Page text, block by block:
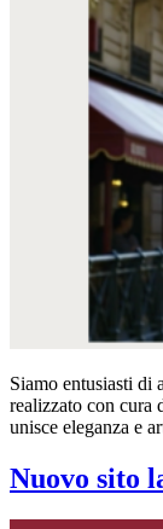
Siamo entusiasti di
realizzato con cura
unisce eleganza e
Nuovo sito